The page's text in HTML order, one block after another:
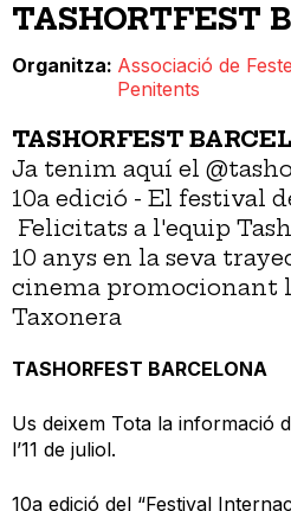
TASHORTFEST
Organitza Associació de
Penitents
TASHORFEST
Ja tenim aquí el
10a edició - El festival
Felicitats a l'equip
10 anys en la seva
cinema promocionant
Taxonera
TASHORFEST BARCELONA
Us deixem Tota la
l’11 de juliol.
10a edició del “Festival